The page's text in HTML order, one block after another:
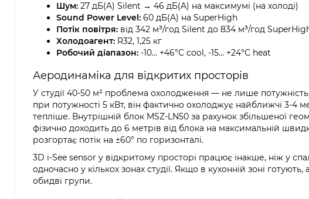
Шум: 27 дБ(A) Silent → 46 дБ(A) на максимумі (на холоді)
Sound Power Level: 60 дБ(A) на SuperHigh
Потік повітря: від 342 м³/год Silent до 834 м³/год
Холодоагент: R32, 1,25 кг
Робочий діапазон: -10... +46°C cool, -15... +24°C heat
Аеродинаміка для відкритих просторів
У студії 40-50 м² проблема охолодження — не лише
при потужності 5 кВт, він фактично охолоджує найближчі 3-4
тепліше. Внутрішній блок MSZ-LN50 за рахунок збільшеної
фізично доходить до 6 метрів від блока на максимальній
розгортає потік на ±60° по горизонталі.
3D i-See sensor у відкритому просторі працює інакше, ніж у
одночасно у кількох зонах студії. Якщо в кухонній зоні
обидві групи.